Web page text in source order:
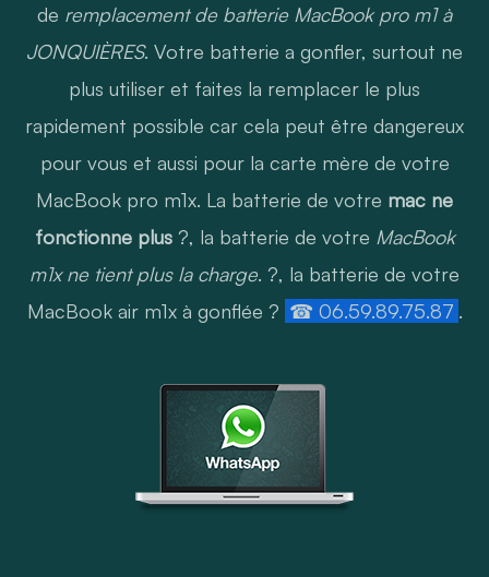
de remplacement de batterie MacBook pro m1 à
JONQUIÈRES. Votre batterie a gonfler, surtout ne
plus utiliser et faites la remplacer le plus
rapidement possible car cela peut être dangereux
pour vous et aussi pour la carte mère de votre
MacBook pro m1x. La batterie de votre mac ne
fonctionne plus?, la batterie de votre MacBook
m1x ne tient plus la charge. ?, la batterie de votre
MacBook air m1x à gonflée ? ☎ 06.59.89.75.87 .